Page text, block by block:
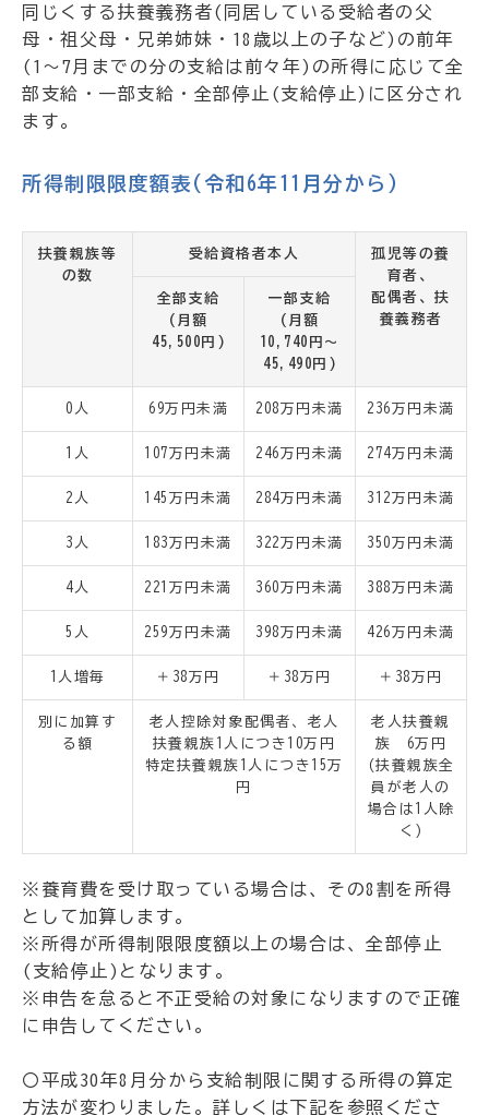
同じくする扶養義務者(同居している受給者の父
母・祖父母・兄弟姉妹・18歳以上の子など)の前年
(1～7月までの分の支給は前々年)の所得に応じて全
部支給・一部支給・全部停止(支給停止)に区分され
ます。
所得制限限度額表(令和6年11月分から)
扶養親族等
の数
受給資格者本人
孤児等の養
育者、
配偶者、扶
養義務者
全部支給
(月額
45,500円)
一部支給
(月額
10,740円～
45,490円)
0人 69万円未満 208万円未満 236万円未満
1人 107万円未満 246万円未満 274万円未満
2人 145万円未満 284万円未満 312万円未満
3人 183万円未満 322万円未満 350万円未満
4人 221万円未満 360万円未満 388万円未満
5人 259万円未満 398万円未満 426万円未満
1人増毎 ＋38万円 ＋38万円 ＋38万円
別に加算す
る額
老人控除対象配偶者、老人
扶養親族1人につき10万円
特定扶養親族1人につき15万
円
老人扶養親
族 6万円
(扶養親族全
員が老人の
場合は1人除
く)
※養育費を受け取っている場合は、その8割を所得
として加算します。
※所得が所得制限限度額以上の場合は、全部停止
(支給停止)となります。
※申告を怠ると不正受給の対象になりますので正確
に申告してください。
〇平成30年8月分から支給制限に関する所得の算定
方法が変わりました。詳しくは下記を参照くださ